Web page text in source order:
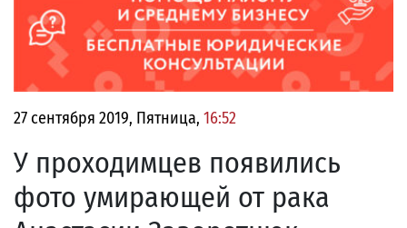
27 сентября 2019, Пятница, 16:52
У проходимцев появились
фото умирающей от рака